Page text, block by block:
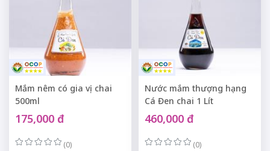
Mắm nêm có gia vị chai
500ml
175,000 đ
(0)
Nước mắm thượng hạng
Cá Đen chai 1 Lít
460,000 đ
(0)